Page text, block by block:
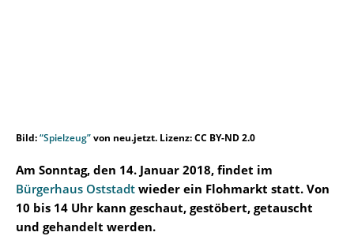
Bild:“Spielzeug”von neu.jetzt. Lizenz: CC BY-ND 2.0
Am Sonntag, den 14. Januar 2018, findet im
Bürgerhaus Oststadt wieder ein Flohmarkt statt. Von
10 bis 14 Uhr kann geschaut, gestöbert, getauscht
und gehandelt werden.